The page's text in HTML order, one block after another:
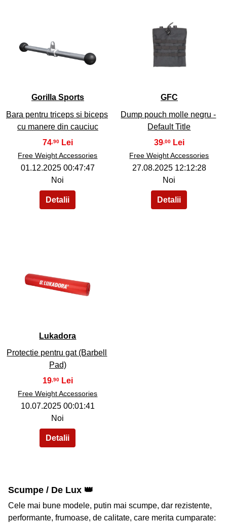
38
Gorilla Sports
Bara pentru triceps si biceps
cu manere din cauciuc
74 ,90
Free Weight Accessories
01.12.2025 00:47:47
Noi
39
GFC
Dump pouch molle negru -
Default Title
39,00
Free Weight Accessories
27.08.2025 12:12:28
Noi
40
Lukadora
Protectie pentru gat (Barbell
Pad)
19,90
Free Weight Accessories
10.07.2025 00:01:41
Noi
Scumpe / De Lux 👑
Cele mai bune modele, putin mai scumpe, dar rezistente,
performante, frumoase, de calitate, care merita cumparate: